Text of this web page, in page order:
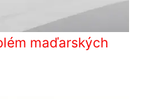
maďarských